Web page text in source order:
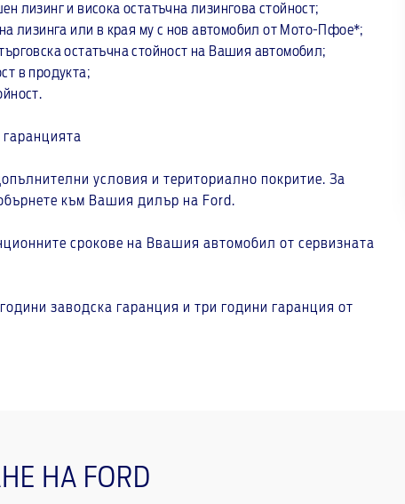
лизинг и висока остатъчна лизингова стойност;
лизинга или в края му с нов автомобил от Мото-Пфое*;
остатъчна стойност на Вашия автомобил;
в продукта;
условия и териториално покритие. За
към Вашия дилър на Ford.
срокове на Ввашия автомобил от сервизната
заводска гаранция и три години гаранция от
НА FORD